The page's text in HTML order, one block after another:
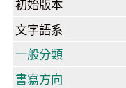
初始版本
文字語系
一般分類
書寫方向